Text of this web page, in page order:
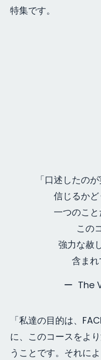
特集です。
「口述したの
信じるかど
一つのこと
この
強力な赦
含まれ
ー The
「私達の目的は、
に、このコースをよ
うことです。それによ